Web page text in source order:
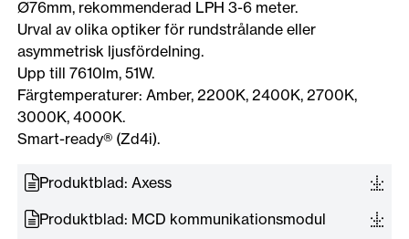
Ø76mm, rekommenderad LPH 3-6 meter.
Urval av olika optiker för rundstrålande eller
asymmetrisk ljusfördelning.
Upp till 7610lm, 51W.
Färgtemperaturer: Amber, 2200K, 2400K, 2700K,
3000K, 4000K.
Smart-ready® (Zd4i).
Produktblad: Axess
Produktblad: MCD kommunikationsmodul